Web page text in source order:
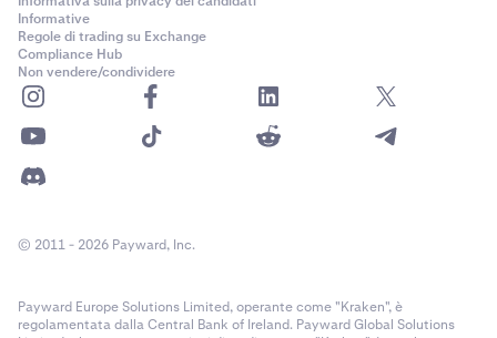
Informative
Regole di trading su Exchange
Compliance Hub
Non vendere/condividere
© 2011 - 2026 Payward, Inc.
Payward Europe Solutions Limited, operante come "Kraken", è
regolamentata dalla Central Bank of Ireland. Payward Global Solutions